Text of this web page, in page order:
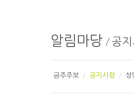
알림마당 /공
금주주보 공지사항 성